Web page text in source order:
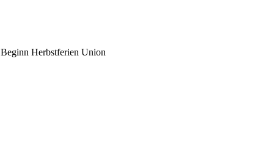
Beginn Herbstferien Union